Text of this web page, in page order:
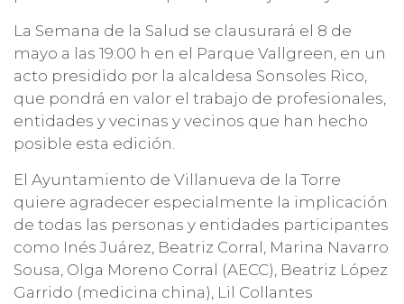
La Semana de la Salud se clausurará el 8 de
mayo a las 19:00 h en el Parque Vallgreen, en un
acto presidido por la alcaldesa Sonsoles Rico,
que pondrá en valor el trabajo de profesionales,
entidades y vecinas y vecinos que han hecho
posible esta edición.
El Ayuntamiento de Villanueva de la Torre
quiere agradecer especialmente la implicación
de todas las personas y entidades participantes
como Inés Juárez, Beatriz Corral, Marina Navarro
Sousa, Olga Moreno Corral (AECC), Beatriz López
Garrido (medicina china), Lil Collantes